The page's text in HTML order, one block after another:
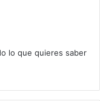
lo que quieres saber